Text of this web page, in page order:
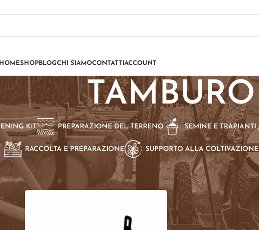
HOMESHOP BLOGCHI SIAMOCONTATTI ACCOUNT
TAMBURO
KIT PREPARAZIONE DEL TERRENO SEMINE E TRAPIANTI
RACCOLTA E PREPARAZIONE SUPPORTO ALLA COLTIVAZIONE
Home Prodotto Sarchiatrice / TAMBURO